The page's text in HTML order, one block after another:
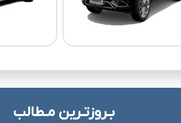
بـروزتـرین مـطالب